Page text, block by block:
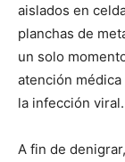
aislados en
planchas de
un solo
atención
la infección viral.
A fin de